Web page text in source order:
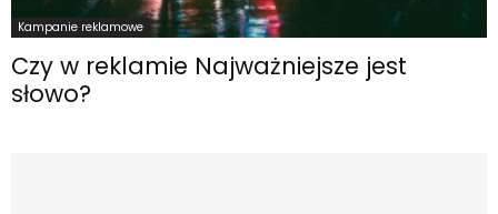
Kampanie reklamowe
Czy w reklamie Najważniejsze jest
słowo?